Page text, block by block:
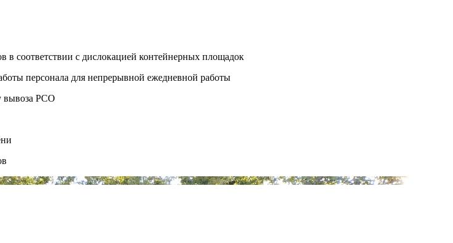
в соответствии с дислокацией контейнерных площадок
персонала для непрерывной ежедневной работы
вывоза РСО